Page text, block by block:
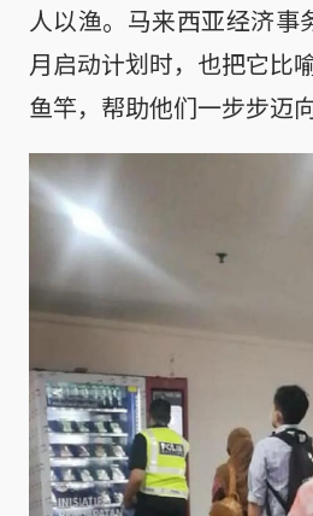
人以渔。马来西亚经济事
月启动计划时，也把它比
鱼竿，帮助他们一步步迈